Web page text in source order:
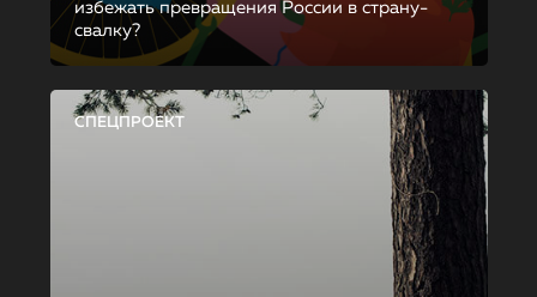
избежать превращения России в страну-
свалку?
СПЕЦПРОЕКТ